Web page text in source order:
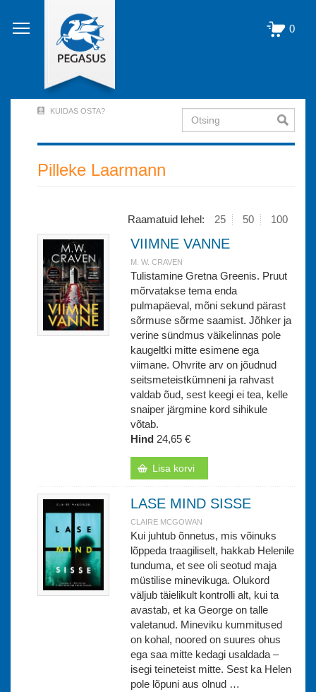
edasi
põhisisu
0
Account
Menu
KUIDAS OSTA? Otsing
Pilleke Laarmann
Raamatuid lehel: 25 50 100
VIIMNE VANNE
M. W. CRAVEN
Tulistamine Gretna Greenis. Pruut
mõrvatakse tema enda
pulmapäeval, mõni sekund pärast
sõrmuse sõrme saamist. Jõhker ja
verine sündmus väikelinnas pole
kaugeltki mitte esimene ega
viimane. Ohvrite arv on jõudnud
seitsmeteistkümneni ja rahvast
valdab õud, sest keegi ei tea, kelle
snaiper järgmine kord sihikule
võtab.
Hind 24,65 €
Lisa korvi
LASE MIND SISSE
CLAIRE MCGOWAN
Kui juhtub õnnetus, mis võinuks
lõppeda traagiliselt, hakkab Helenile
tunduma, et see oli seotud maja
müstilise minevikuga. Olukord
väljub täielikult kontrolli alt, kui ta
avastab, et ka George on talle
valetanud. Mineviku kummitused
on kohal, noored on suures ohus
ega saa mitte kedagi usaldada –
isegi teineteist mitte. Sest ka Helen
pole lõpuni aus olnud …